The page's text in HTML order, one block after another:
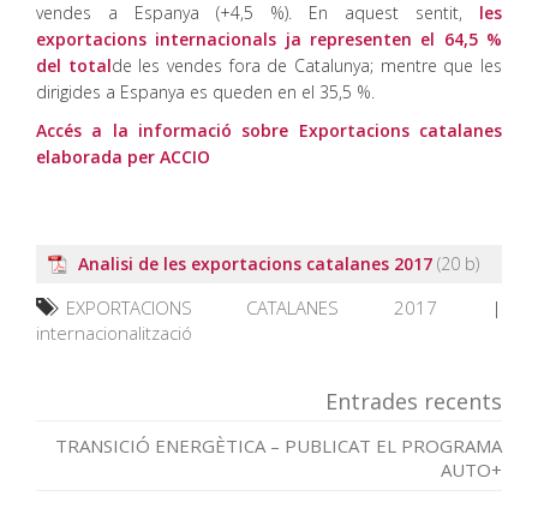
vendes a Espanya (+4,5 %). En aquest sentit, les
exportacions internacionals ja representen el 64,5 %
del totalde les vendes fora de Catalunya; mentre que les
dirigides a Espanya es queden en el 35,5 %.
Accés a la informació sobre Exportacions catalanes
elaborada per ACCIO
Analisi de les exportacions catalanes 2017
EXPORTACIONS CATALANES 2017 |
internacionalització
Entrades recents
TRANSICIÓ ENERGÈTICA – PUBLICAT EL PROGRAMA
AUTO+